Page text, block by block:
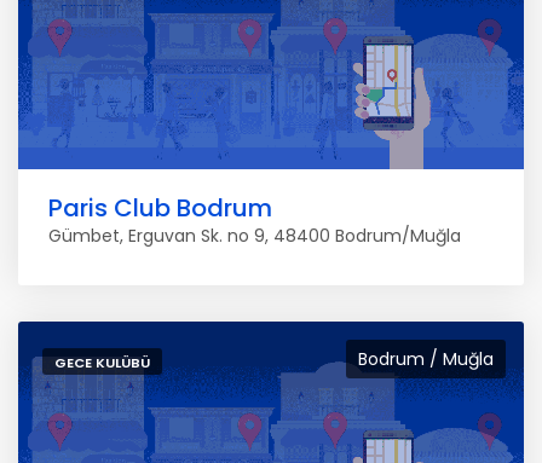
Paris Club Bodrum
Gümbet, Erguvan Sk. no 9, 48400 Bodrum/Muğla
Bodrum / Muğla
GECE KULÜBÜ